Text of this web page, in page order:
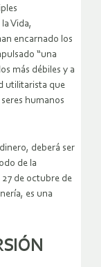
Vida,
encarnado los
“una
más débiles y a
utilitarista que
humanos
deberá ser
de la
27 de octubre de
es una